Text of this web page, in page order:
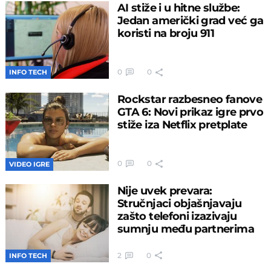
INFO TECH
AI stiže i u hitne službe:
Jedan američki grad već ga
koristi na broju 911
0 0
VIDEO IGRE
Rockstar razbesneo fanove
GTA 6: Novi prikaz igre prvo
stiže iza Netflix pretplate
0 0
INFO TECH
Nije uvek prevara:
Stručnjaci objašnjavaju
zašto telefoni izazivaju
sumnju među partnerima
2 0